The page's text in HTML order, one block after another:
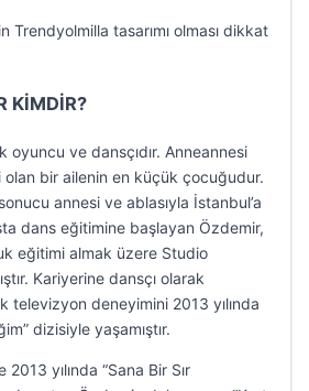
Trendyolmilla tasarımı olması dikkat
KİMDİR?
oyuncu ve dansçıdır. Anneannesi
bir ailenin en küçük çocuğudur.
annesi ve ablasıyla İstanbul’a
dans eğitimine başlayan Özdemir,
eğitimi almak üzere Studio
Kariyerine dansçı olarak
televizyon deneyimini 2013 yılında
dizisiyle yaşamıştır.
yılında “Sana Bir Sır